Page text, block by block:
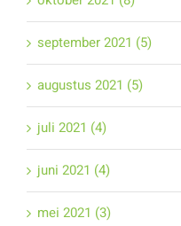
september 2021 (5)
augustus 2021 (5)
juli 2021 (4)
juni 2021 (4)
mei 2021 (3)